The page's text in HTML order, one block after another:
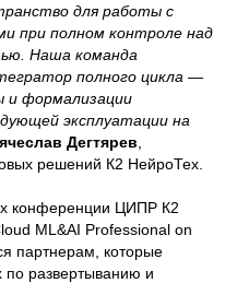
для работы с
при полном контроле над
Наша команда
полного цикла —
и формализации
эксплуатации на
Дегтярев
решений К2 НейроТех.
конференции ЦИПР К2
ML&AI Professional on
партнерам, которые
по развертыванию и